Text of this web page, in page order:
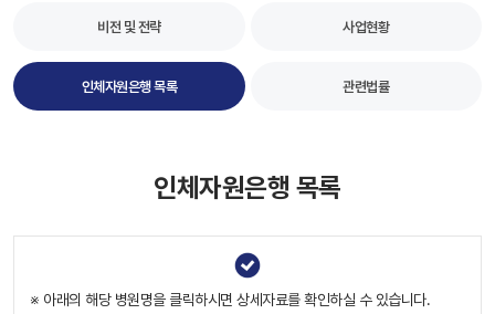
비전 및 전략 사업현황
인체자원은행 목록 관련법률
인체자원은행 목록
※ 아래의 해당 병원명을 클릭하시면 상세자료를 확인하실 수 있습니다.